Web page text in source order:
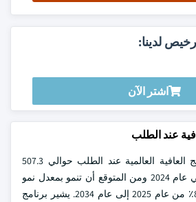
لدينا:
اشتر الآن
عند الطلب
بلغت قيمة سوق برامج العافية العالمية عند الطلب حوالي 507.3
مليون دولار أمريكي في عام 2024 ومن المتوقع أن تنمو بمعدل نمو
سنوي مركب بنسبة 8.5٪ من عام 2025 إلى عام 2034. يشير برنامج